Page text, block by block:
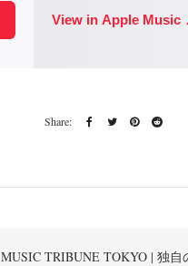
MUSIC TRIBUNE TOKYO | 独